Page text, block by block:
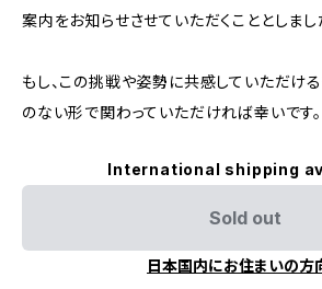
案内をお知らせさせていただくこととしまし
もし、この挑戦や姿勢に共感していただけ
のない形で関わっていただければ幸いです。
International shipping
Sold out
日本国内にお住まいの方